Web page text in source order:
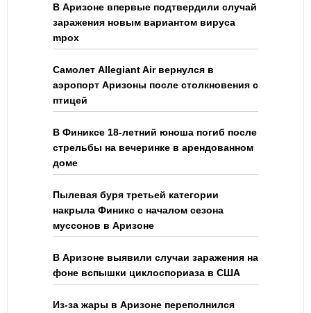
В Аризоне впервые подтвердили случай
заражения новым вариантом вируса
mpox
Самолет Allegiant Air вернулся в
аэропорт Аризоны после столкновения с
птицей
В Финиксе 18-летний юноша погиб после
стрельбы на вечеринке в арендованном
доме
Пылевая буря третьей категории
накрыла Финикс с началом сезона
муссонов в Аризоне
В Аризоне выявили случаи заражения на
фоне вспышки циклоспориаза в США
Из-за жары в Аризоне переполнился